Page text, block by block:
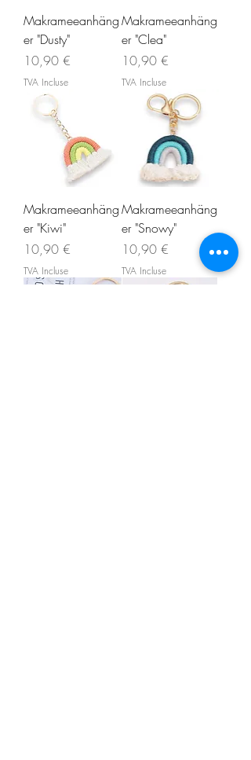
Makrameeanhäng
er "Dusty"
Prix
10,90 €
TVA Incluse
Makrameeanhäng
er "Clea"
Prix
10,90 €
TVA Incluse
Makrameeanhäng
er "Kiwi"
Prix
10,90 €
TVA Incluse
Makrameeanhäng
er "Snowy"
Prix
10,90 €
TVA Incluse